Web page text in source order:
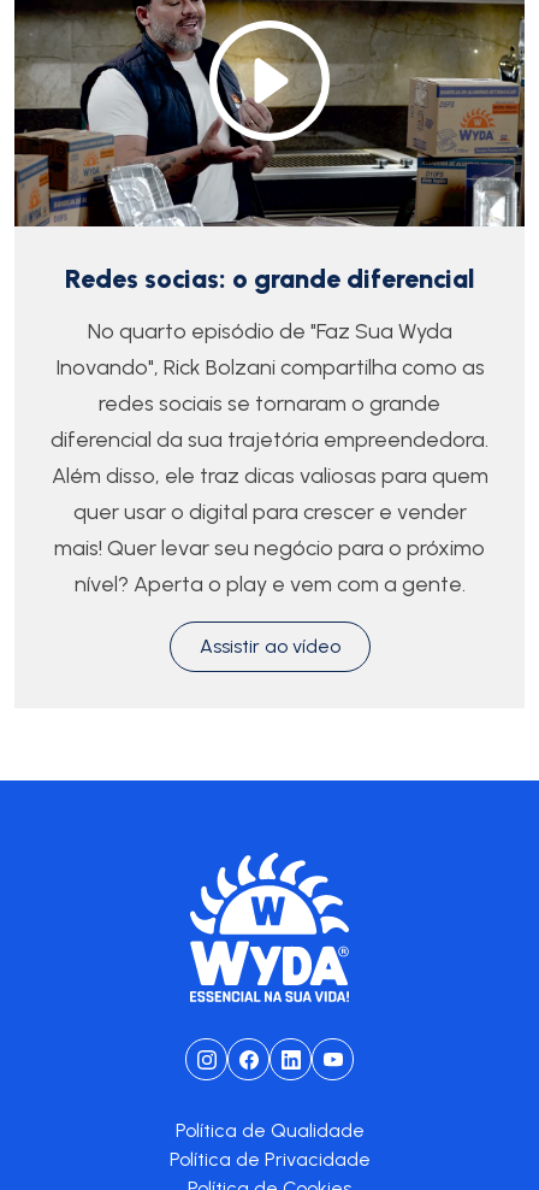
Redes socias: o grande diferencial
No quarto episódio de "Faz Sua Wyda
Inovando", Rick Bolzani compartilha como as
redes sociais se tornaram o grande
diferencial da sua trajetória empreendedora.
Além disso, ele traz dicas valiosas para quem
quer usar o digital para crescer e vender
mais! Quer levar seu negócio para o próximo
nível? Aperta o play e vem com a gente.
Assistir ao vídeo
Política de Qualidade
Política de Privacidade